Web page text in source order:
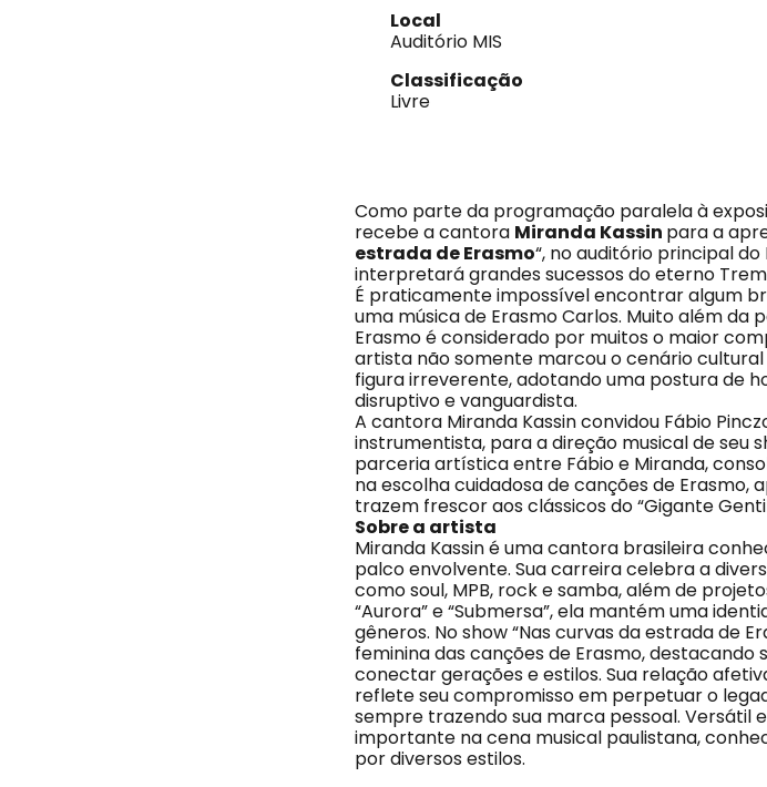
Local
Auditório MIS
Classificação
Livre
Como parte da programação paralela à
recebe a cantora Miranda Kassin para a
estrada de Erasmo“, no auditório principal
interpretará grandes sucessos do eterno
É praticamente impossível encontrar algum
uma música de Erasmo Carlos. Muito além
Erasmo é considerado por muitos o maior
artista não somente marcou o cenário
figura irreverente, adotando uma postura de
disruptivo e vanguardista.
A cantora Miranda Kassin convidou Fábio
instrumentista, para a direção musical de seu
parceria artística entre Fábio e Miranda,
na escolha cuidadosa de canções de Erasmo,
trazem frescor aos clássicos do “Gigante
Sobre a artista
Miranda Kassin é uma cantora brasileira
palco envolvente. Sua carreira celebra a
como soul, MPB, rock e samba, além de
“Aurora” e “Submersa”, ela mantém uma
gêneros. No show “Nas curvas da estrada de
feminina das canções de Erasmo,
conectar gerações e estilos. Sua relação
reflete seu compromisso em perpetuar o
sempre trazendo sua marca pessoal. Versátil
importante na cena musical paulistana,
por diversos estilos.